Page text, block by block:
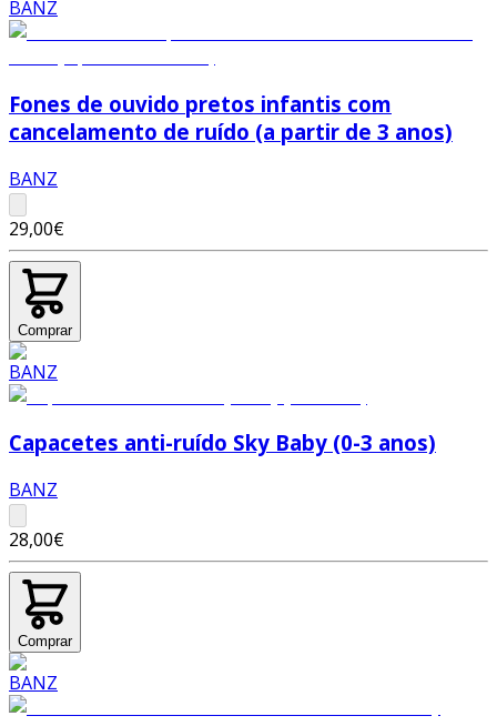
Fones de ouvido pretos infantis com
cancelamento de ruído (a partir de 3 anos)
BANZ
29,00€
Comprar
Capacetes anti-ruído Sky Baby (0-3 anos)
BANZ
28,00€
Comprar